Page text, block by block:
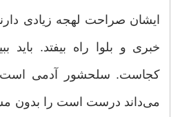
ایشان صراحت لهجه زیادی
خبری و بلوا راه بیفتد. باید
کجاست. سلحشور آدمی
می‌داند درست است را بدون